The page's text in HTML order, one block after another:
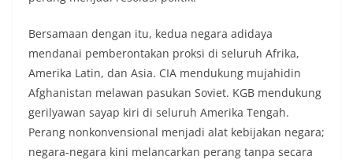
Bersamaan dengan itu, kedua negara adidaya
mendanai pemberontakan proksi di seluruh Afrika,
Amerika Latin, dan Asia. CIA mendukung mujahidin
Afghanistan melawan pasukan Soviet. KGB mendukung
gerilyawan sayap kiri di seluruh Amerika Tengah.
Perang nonkonvensional menjadi alat kebijakan negara;
negara-negara kini melancarkan perang tanpa secara